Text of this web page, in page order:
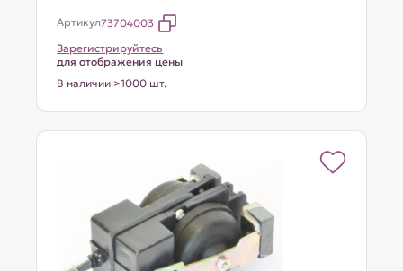
Артикул73704003
Зарегистрируйтесь
для отображения цены
В наличии >1000 шт.